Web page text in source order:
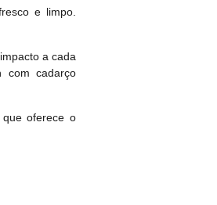
e limpo.
a cada
com cadarço
oferece o